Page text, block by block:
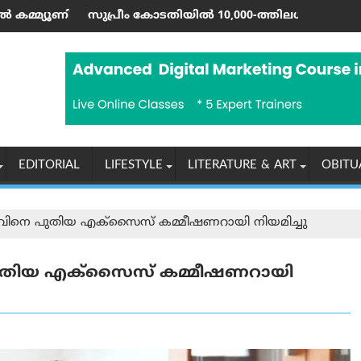
ഷാർജയിൽ 50ലേറെ വേനൽക്കാല പരിപാടികളുമായി
10,000-ത്തിലധികം കേസുകളും ഇന്ത്യയുടെ
EDITORIAL LIFESTYLE LITERATURE & ART
പുതിയ എക്സൈസ് കമ്മീഷണറായി നിയമിച്ചു
എക്സൈസ് കമ്മീഷണറായി